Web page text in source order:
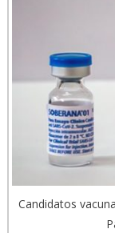
Candidatos